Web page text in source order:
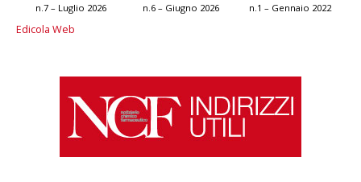
n.7 – Luglio 2026 n.6 – Giugno 2026 n.1 – Gennaio 2022
Edicola Web